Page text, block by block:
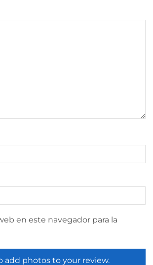
en este navegador para la
add photos to your review.